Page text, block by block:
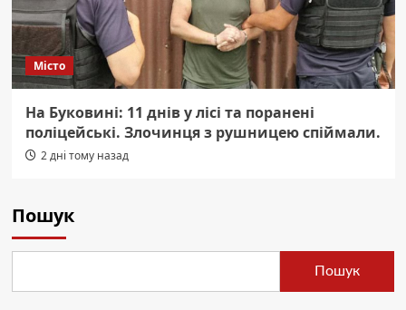
Місто
На Буковині: 11 днів у лісі та поранені
поліцейські. Злочинця з рушницею спіймали.
2 дні тому назад
Пошук
Пошук